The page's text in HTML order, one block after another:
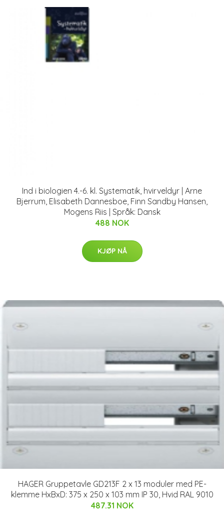
Ind i biologien 4.-6. kl. Systematik, hvirveldyr | Arne
Bjerrum, Elisabeth Dannesboe, Finn Sandby Hansen,
Mogens Riis | Språk: Dansk
488 NOK
KJØP NÅ
HAGER Gruppetavle GD213F 2 x 13 moduler med PE-
klemme HxBxD: 375 x 250 x 103 mm IP 30, Hvid RAL 9010
487.31 NOK